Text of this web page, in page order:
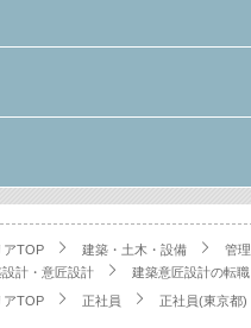
アTOP 建築・土木・設備
管
設計・意匠設計 建築意匠設計の転
アTOP 正社員 正社員(東京都)